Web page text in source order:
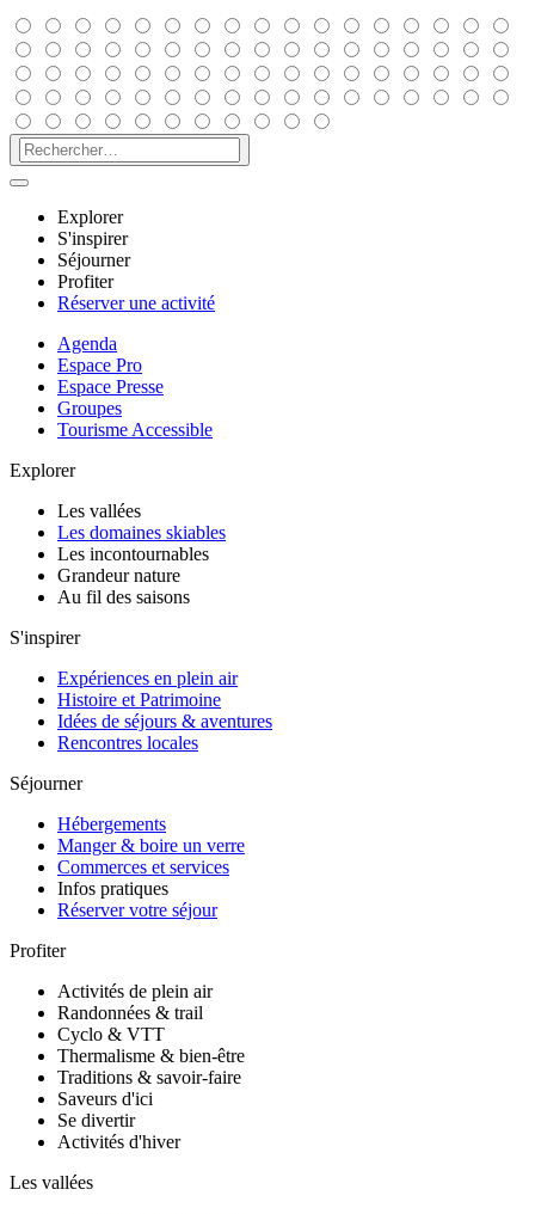
Explorer
S'inspirer
Séjourner
Profiter
Réserver une activité
Agenda
Espace Pro
Espace Presse
Groupes
Tourisme Accessible
Explorer
Les vallées
Les domaines skiables
Les incontournables
Grandeur nature
Au fil des saisons
S'inspirer
Expériences en plein air
Histoire et Patrimoine
Idées de séjours & aventures
Rencontres locales
Séjourner
Hébergements
Manger & boire un verre
Commerces et services
Infos pratiques
Réserver votre séjour
Profiter
Activités de plein air
Randonnées & trail
Cyclo & VTT
Thermalisme & bien-être
Traditions & savoir-faire
Saveurs d'ici
Se divertir
Activités d'hiver
Les vallées